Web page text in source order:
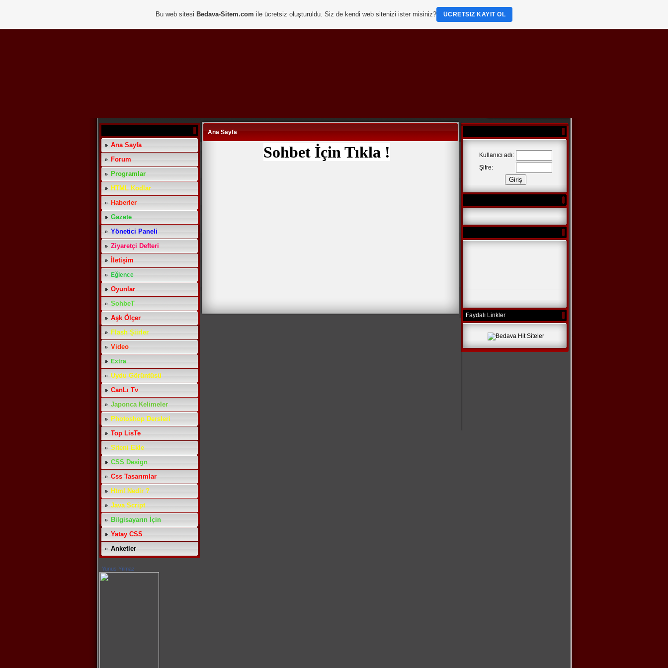
Ana Sayfa
Forum
Programlar
HTML Kodlar
Haberler
Gazete
Yönetici Paneli
Ziyaretçi Defteri
İletişim
Eğlence
Oyunlar
SohbeT
Aşk Ölçer
Flash Şiirler
Video
Extra
Uydu Görüntüsü
CanLı Tv
Japonca Kelimeler
Photoshop Dersleri
Top LisTe
Siteni Ekle
CSS Design
Css Tasarımlar
Html Nedir ?
Java Script
Bilgisayarın İçin
Yatay CSS
Anketler
Yunus Yılmaz
Ana Sayfa
Sohbet İçin Tıkla !
Kullanıcı adı:
Şifre:
Faydalı Linkler
Bu web sitesi Bedava-Sitem.com ile ücretsiz oluşturuldu. Siz de kendi web sitenizi ister misiniz? ÜCRETSIZ KAYIT OL